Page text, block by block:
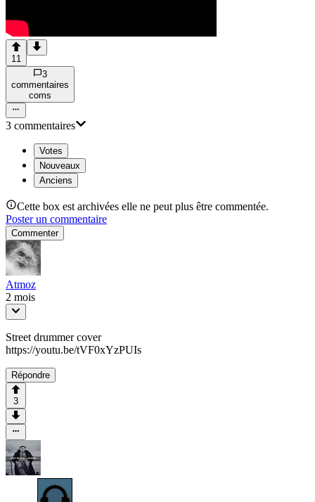
11
3
commentaires
coms
3 commentaires
Votes
Nouveaux
Anciens
Cette box est archivées elle ne peut plus être commentée.
Poster un commentaire
Commenter
Atmoz
2 mois
Street drummer cover
https://youtu.be/tVF0xYzPUIs
Répondre
3